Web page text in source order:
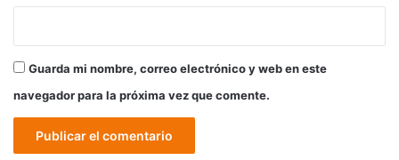
Guarda mi nombre, correo electrónico y web en este
navegador para la próxima vez que comente.